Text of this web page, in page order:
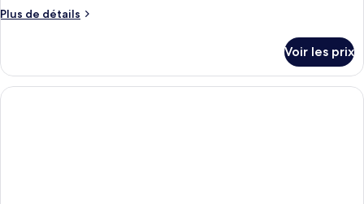
Plus de détails
Plus
le
type
de
Voir les prix